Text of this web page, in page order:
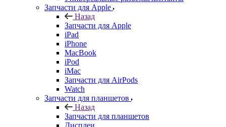
Запчасти для Apple
Назад
Запчасти для Apple
iPad
iPhone
MacBook
iPod
iMac
Запчасти для AirPods
Watch
Запчасти для планшетов
Назад
Запчасти для планшетов
Дисплеи